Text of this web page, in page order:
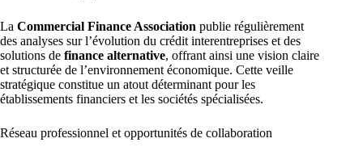
La Commercial Finance Association publie régulièrement
des analyses sur l’évolution du crédit interentreprises et des
solutions de finance alternative, offrant ainsi une vision claire
et structurée de l’environnement économique. Cette veille
stratégique constitue un atout déterminant pour les
établissements financiers et les sociétés spécialisées.
Réseau professionnel et opportunités de collaboration